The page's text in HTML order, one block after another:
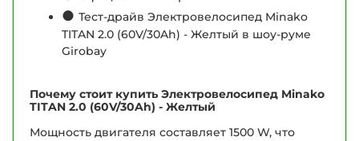
● Тест-драйв Электровелосипед Minako
TITAN 2.0 (60V/30Ah) - Желтый в шоу-руме
Girobay
Почему стоит купить Электровелосипед Minako
TITAN 2.0 (60V/30Ah) - Желтый
Мощность двигателя составляет 1500 W, что